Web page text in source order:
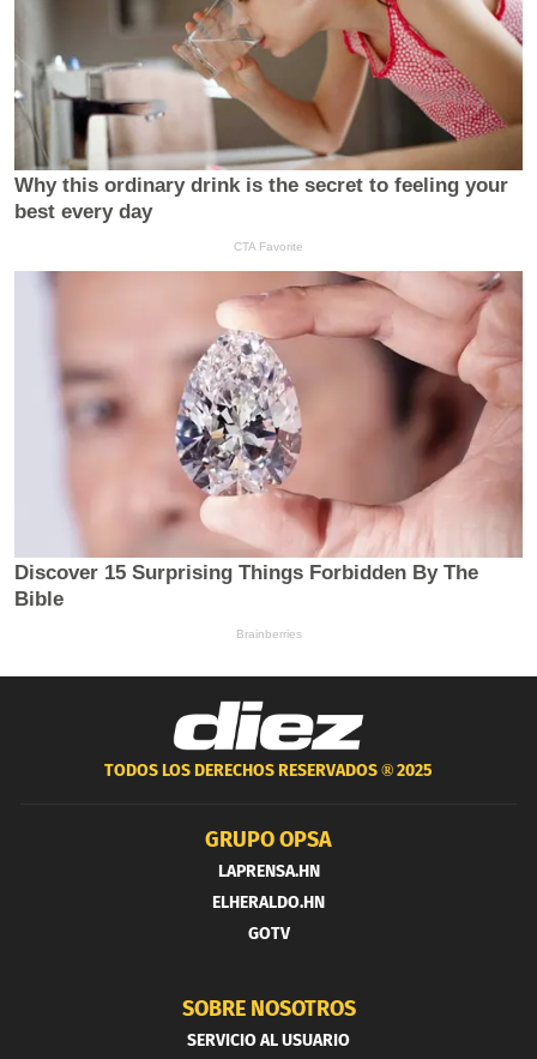
TODOS LOS DERECHOS RESERVADOS ®2025
GRUPO OPSA
LAPRENSA.HN
ELHERALDO.HN
GOTV
SOBRE NOSOTROS
SERVICIO AL USUARIO